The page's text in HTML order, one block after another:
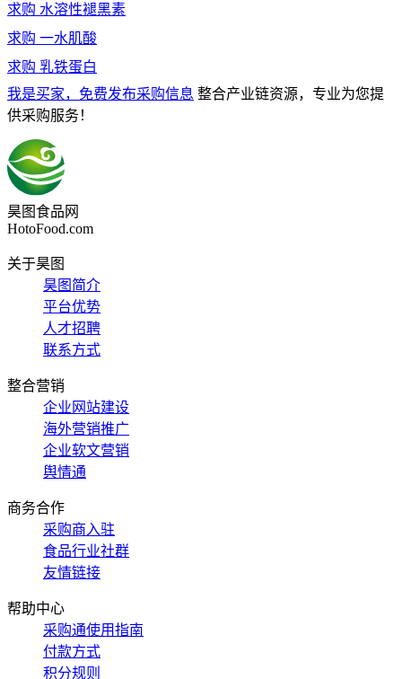
求购 水溶性褪黑素
求购 一水肌酸
求购 乳铁蛋白
我是买家，免费发布采购信息 整合产业链资源，专业为您提
供采购服务！
昊图食品网
HotoFood.com
关于昊图
昊图简介
平台优势
人才招聘
联系方式
整合营销
企业网站建设
海外营销推广
企业软文营销
舆情通
商务合作
采购商入驻
食品行业社群
友情链接
帮助中心
采购通使用指南
付款方式
积分规则